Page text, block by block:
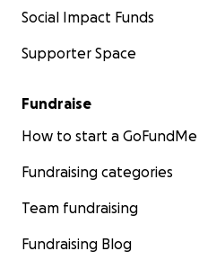
Social Impact Funds
Supporter Space
Fundraise
How to start a GoFundMe
Fundraising categories
Team fundraising
Fundraising Blog